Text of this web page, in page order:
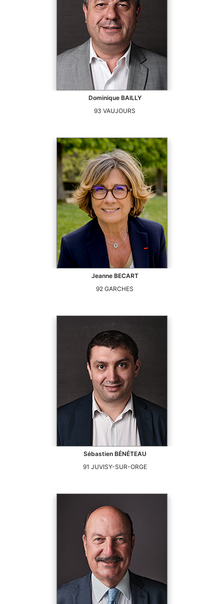
Dominique BAILLY
93 VAUJOURS
Jeanne BECART
92 GARCHES
Sébastien BÉNÉTEAU
91 JUVISY-SUR-ORGE